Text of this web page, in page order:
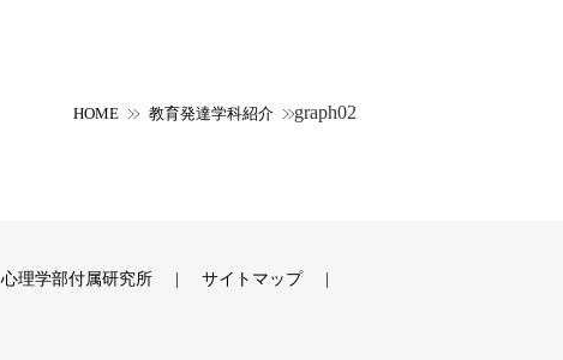
HOME 教育発達学科紹介 graph02
心理学部付属研究所 サイトマップ